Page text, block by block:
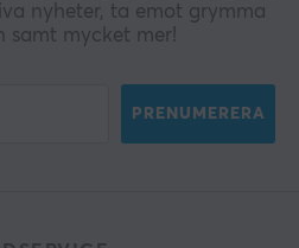
nyheter, ta emot grymma
samt mycket mer!
PRENUMERERA